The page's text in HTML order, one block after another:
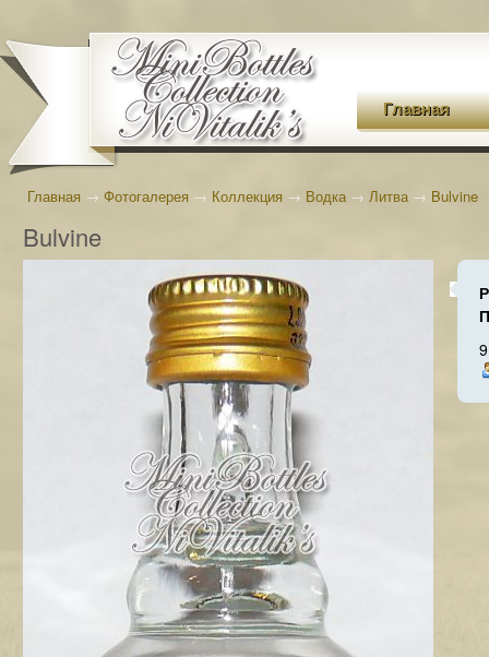
Главная
Главная → Фотогалерея → Коллекция → Водка→ Литва→ Bulvine
Bulvine